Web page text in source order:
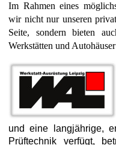
Im Rahmen eines
wir nicht nur unseren
Seite, sondern bieten
Werkstätten und
und eine langjährige,
Prüftechnik verfügt,